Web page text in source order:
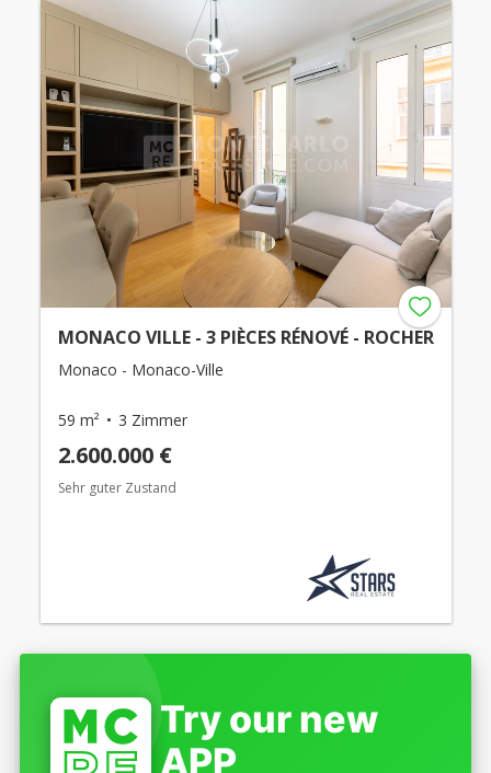
MONACO VILLE - 3 PIÈCES RÉNOVÉ - ROCHER
Monaco - Monaco-Ville
59 m² 3 Zimmer
2.600.000 €
Sehr guter Zustand
Try our new
APP